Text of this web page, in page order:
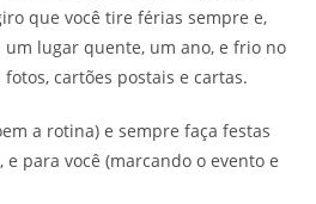
que você tire férias sempre e,
lugar quente, um ano, e frio no
cartões postais e cartas.
a rotina) e sempre faça festas
para você (marcando o evento e